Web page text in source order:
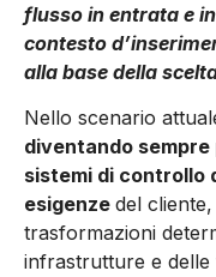
flusso in entrata e
contesto
alla base della
Nello scenario
diventando
sistemi di controllo
esigenze del
trasformazioni
infrastrutture e delle